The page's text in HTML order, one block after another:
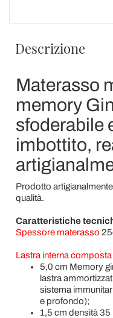
Descrizione
Materasso
memory
sfoderabile
imbottito,
Prodotto
qualità.
Caratteristiche
Spessore materasso
Lastra interna
5,0 cm Memory
lastra
sistema
e profondo);
1,5 cm densità